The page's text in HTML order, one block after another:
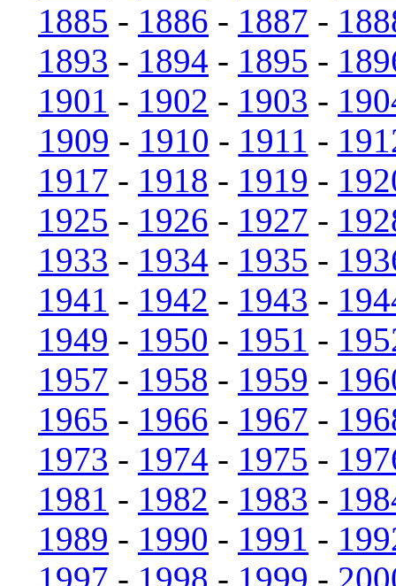
1885 - 1886 - 1887 -
1893 - 1894 - 1895 -
1901 - 1902 - 1903 -
1909 - 1910 - 1911 -
1917 - 1918 - 1919 -
1925 - 1926 - 1927 -
1933 - 1934 - 1935 -
1941 - 1942 - 1943 -
1949 - 1950 - 1951 -
1957 - 1958 - 1959 -
1965 - 1966 - 1967 -
1973 - 1974 - 1975 -
1981 - 1982 - 1983 -
1989 - 1990 - 1991 -
1997 - 1998 - 1999 -